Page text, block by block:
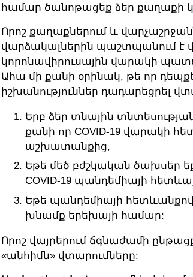
համար ծանոթացեք ձեր քաղաքի
Որոշ քաղաքներում և
վարձակալներին պաշտպանում է
կորոնավիրուսային վարակի
Ահա մի քանի օրինակ, թե որ
իշխանություններ դադարեցրել
Երբ ձեր տնային
քանի որ COVID-19 վարակի
աշխատանքից,
Եթե մեծ բժշկական ծախսեր
COVID-19 պանդեմիայի
Եթե պանդեմիայի
խնամք երեխայի համար:
Որոշ վայրերում ճգնաժամի
«անհիմն» վտարումները: